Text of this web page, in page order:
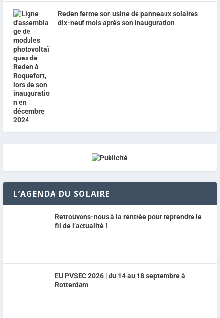
Reden ferme son usine de panneaux solaires
dix-neuf mois après son inauguration
L’AGENDA DU SOLAIRE
Retrouvons-nous à la rentrée pour reprendre le
fil de l’actualité !
EU PVSEC 2026 | du 14 au 18 septembre à
Rotterdam